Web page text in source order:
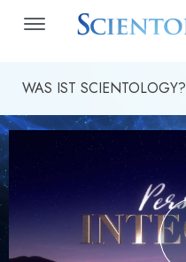
WAS IST SCIENTOLOGY?